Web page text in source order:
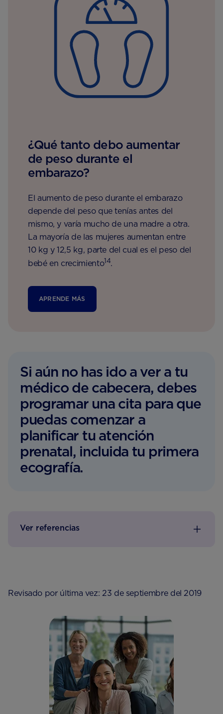
¿Qué tanto debo aumentar
de peso durante el
embarazo?
El aumento de peso durante el embarazo
depende del peso que tenías antes del
mismo, y varía mucho de una madre a otra.
La mayoría de las mujeres aumentan entre
10 kg y 12,5 kg, parte del cual es el peso del
bebé en crecimiento14.
APRENDE MÁS
Si aún no has ido a ver a tu
médico de cabecera, debes
programar una cita para que
puedas comenzar a
planificar tu atención
prenatal, incluida tu primera
ecografía.
Ver referencias
Revisado por última vez: 23 de septiembre del 2019